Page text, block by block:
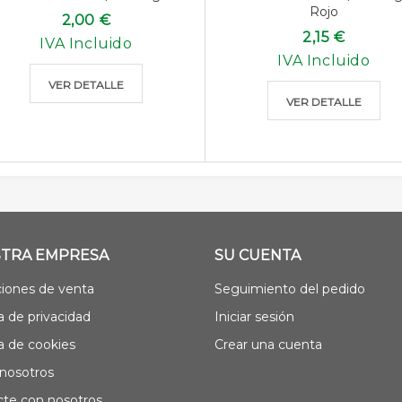
2,00 €
IVA Incluido
VER DETALLE
Rojo
2,15 €
IVA Incluido
VER DETALLE
EMPRESA
de venta
de privacidad
de cookies
SU CUENTA
Seguimiento del pedido
Iniciar sesión
Crear una cuenta